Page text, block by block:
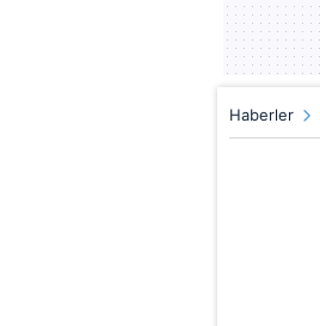
Haberler